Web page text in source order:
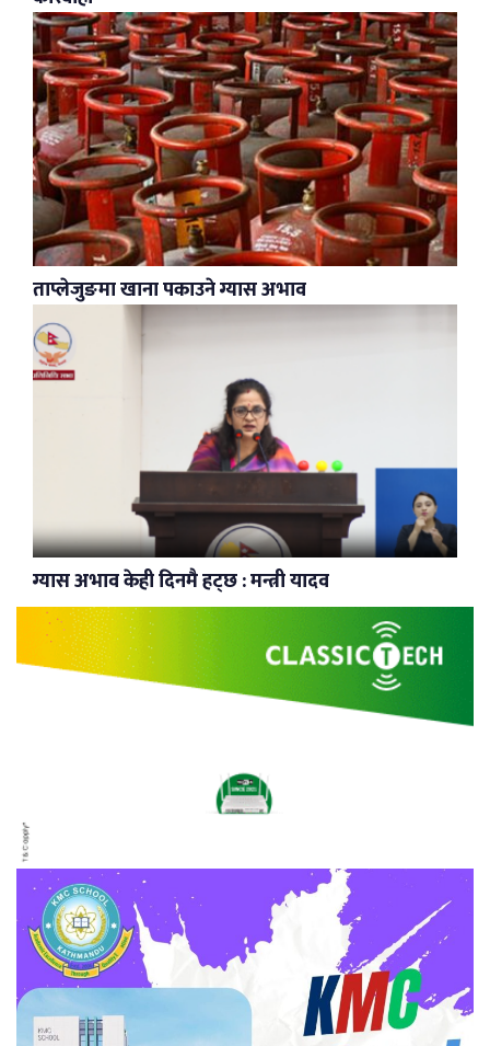
ताप्लेजुङमा खाना पकाउने ग्यास अभाव
ग्यास अभाव केही दिनमै हट्छ : मन्त्री यादव